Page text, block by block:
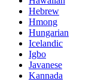
Hebrew
Hmong
Hungarian
Icelandic
Igbo
Javanese
Kannada